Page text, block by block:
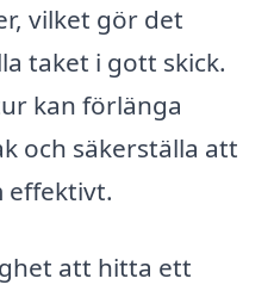
vilket gör det
taket i gott skick.
kan förlänga
och säkerställa att
effektivt.
att hitta ett